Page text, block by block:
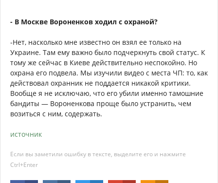
- В Москве Вороненков ходил с охраной?
-Нет, насколько мне известно он взял ее только на
Украине. Там ему важно было подчеркнуть свой статус. К
тому же сейчас в Киеве действительно неспокойно. Но
охрана его подвела. Мы изучили видео с места ЧП: то, как
действовал охранник не поддается никакой критики.
Вообще я не исключаю, что его убили именно тамошние
бандиты — Вороненкова проще было устранить, чем
возиться с ним, содержать.
источник
Если вы заметили ошибку в тексте, выделите его и нажмите
Ctrl+Enter